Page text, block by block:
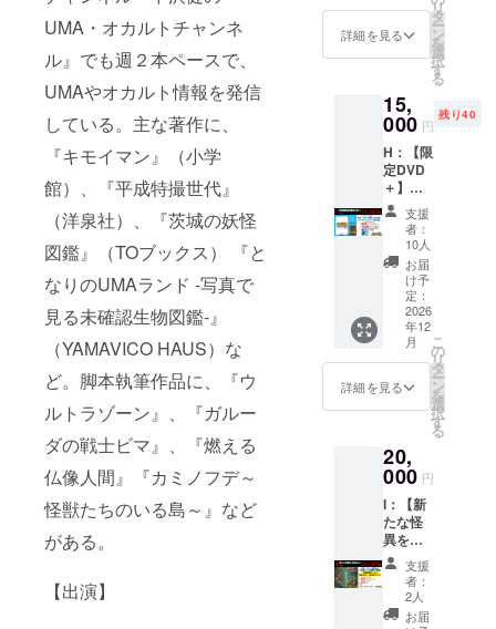
UMA・オカルトチャンネ
ル』でも週２本ペースで、
UMAやオカルト情報を発信
している。主な著作に、
『キモイマン』（小学
館）、『平成特撮世代』
（洋泉社）、『茨城の妖怪
図鑑』（TOブックス） 『と
なりのUMAランド -写真で
見る未確認生物図鑑-』
（YAMAVICO HAUS）な
ど。脚本執筆作品に、『ウ
ルトラゾーン』、『ガルー
ダの戦士ビマ』、『燃える
仏像人間』『カミノフデ～
怪獣たちのいる島～』など
がある。
【出演】
者限定
画像 ※
する紙
に記載
するお
名前
（ニッ
クネー
ム可）
をご記
入くだ
さい。
記入
例：
「社長
地蔵」
※公序良
するお
名前、
モノは
不掲載
とさせ
て頂き
ま
い！ ・
自主映
ら、こ
んなセ
言っ
て!? な
どな
ど、
メッ
セージ
内容は
あなた
次第！
・お礼
メッ
セージ
・支援
者限定
備考欄
にどん
なメッ
セージ
を言っ
て欲し
いか内
容を教
えてく
ださ
入り さ
らに、
「サ
してお
名前も
クレ
ジッ
ト！ ・
エンド
ロール
・ホー
ムペー
ジ ・パ
ンフ
レット
・限定
台本 に
掲載さ
せて頂
きま
セージ
・支援
画像
（デー
タ） ※
備考欄
に記載
するお
名前
詳細を見る
リ
タ
ー
ン
を
選
択
す
る
15,
000 円
残り40
H：【限
定DVD
＋】
コース
・クラ
ウド
ファン
ディン
グ限定
版DVD
・前作
「オカ
ルト地
蔵」ク
ラウド
グ版限
定
「DVD
」 ※前
作のク
ラウド
ファン
ディン
グで提
供した
支援
者：
10人
お届
け予
定：
2026
年12
月
詳細を見る
こ
の
リ
タ
ー
ン
を
選
択
す
る
20,
000 円
I：【新
たな怪
異を発
生させ
よ】
コース
映画を
支援
者：
2人
お届